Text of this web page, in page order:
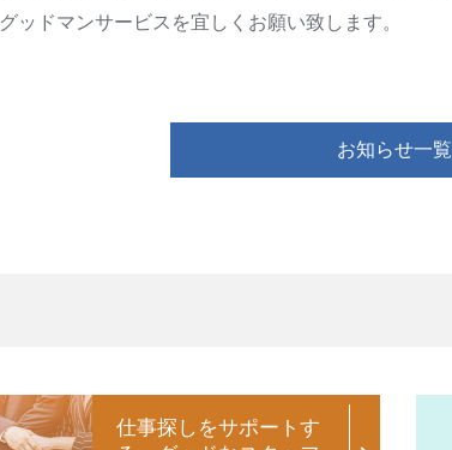
ッドマンサービスを宜しくお願い致します。
お知らせ一覧
仕事探しをサポートす